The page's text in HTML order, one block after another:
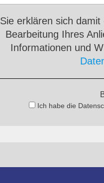
Sie erklären sich
Bearbeitung Ihres
Informationen und
Ich habe die